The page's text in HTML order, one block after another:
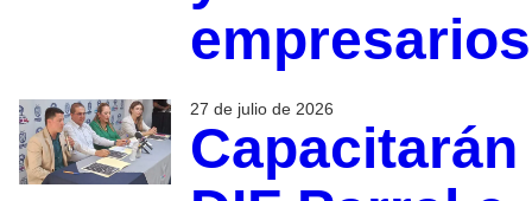
empresarios
27 de julio de 2026
Capacitarán